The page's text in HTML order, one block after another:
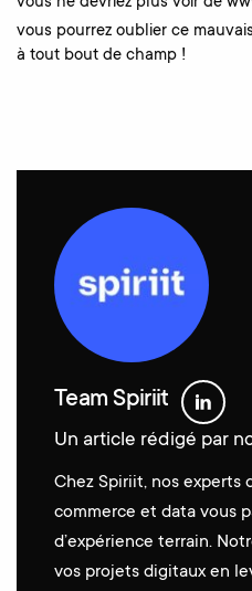
vous pourrez oublier ce
à tout bout de champ !
Team Spiriit
Un article rédigé par
Chez Spiriit, nos experts
commerce et data vous
d’expérience terrain.
vos projets digitaux en